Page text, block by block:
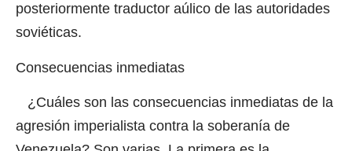
posteriormente traductor aúlico de las autoridades
soviéticas.
Consecuencias inmediatas
¿Cuáles son las consecuencias inmediatas de la
agresión imperialista contra la soberanía de